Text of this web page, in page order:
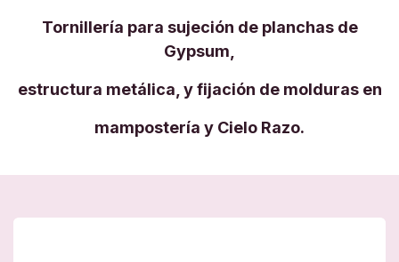
Tornillería para sujeción de planchas de
Gypsum,
estructura metálica, y fijación de molduras en
mampostería y Cielo Razo.